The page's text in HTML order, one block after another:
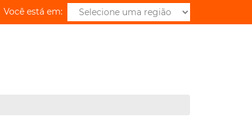
Você está em: